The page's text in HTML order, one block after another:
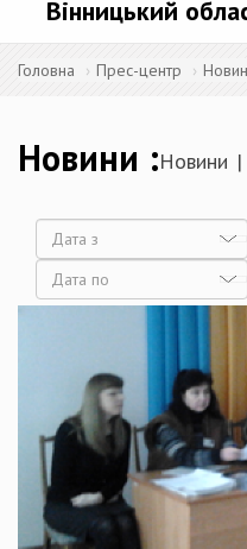
Вінницький
Головна Прес-центр
Новини Новини
Дата
Дата